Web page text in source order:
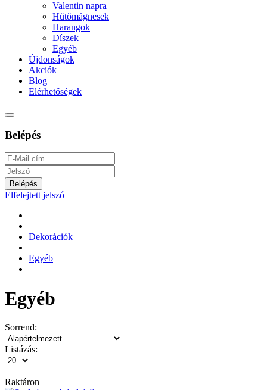
Valentin napra
Hűtőmágnesek
Harangok
Díszek
Egyéb
Újdonságok
Akciók
Blog
Elérhetőségek
Belépés
Elfelejtett jelszó
Dekorációk
Egyéb
Egyéb
Sorrend:
Listázás:
Raktáron